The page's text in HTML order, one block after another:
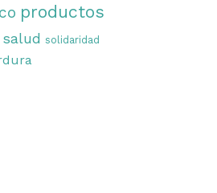
productos
salud solidaridad